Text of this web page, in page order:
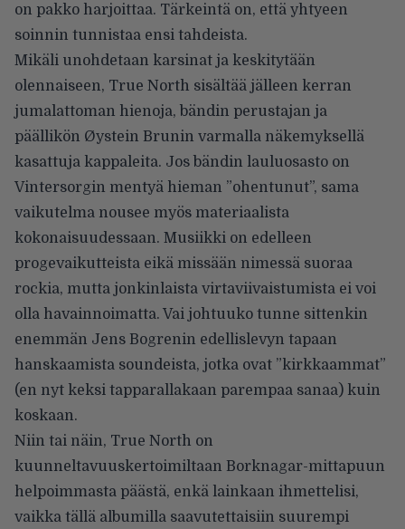
on pakko harjoittaa. Tärkeintä on, että yhtyeen
soinnin tunnistaa ensi tahdeista.
Mikäli unohdetaan karsinat ja keskitytään
olennaiseen, True North sisältää jälleen kerran
jumalattoman hienoja, bändin perustajan ja
päällikön Øystein Brunin varmalla näkemyksellä
kasattuja kappaleita. Jos bändin lauluosasto on
Vintersorgin mentyä hieman ”ohentunut”, sama
vaikutelma nousee myös materiaalista
kokonaisuudessaan. Musiikki on edelleen
progevaikutteista eikä missään nimessä suoraa
rockia, mutta jonkinlaista virtaviivaistumista ei voi
olla havainnoimatta. Vai johtuuko tunne sittenkin
enemmän Jens Bogrenin edellislevyn tapaan
hanskaamista soundeista, jotka ovat ”kirkkaammat”
(en nyt keksi tapparallakaan parempaa sanaa) kuin
koskaan.
Niin tai näin, True North on
kuunneltavuuskertoimiltaan Borknagar-mittapuun
helpoimmasta päästä, enkä lainkaan ihmettelisi,
vaikka tällä albumilla saavutettaisiin suurempi